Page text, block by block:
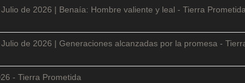
de 2026 | Benaía: Hombre valiente y leal - Tierra Prometida
de 2026 | Generaciones alcanzadas por la promesa -
- Tierra Prometida